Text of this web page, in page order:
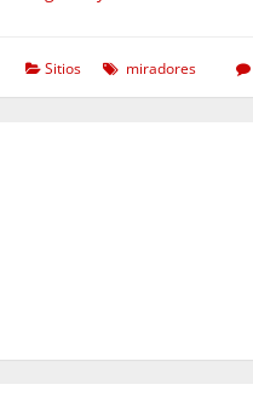
Unidad,
un
Sitios miradores